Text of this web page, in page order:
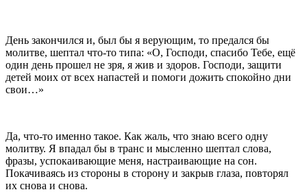
День закончился и, был бы я верующим, то предался бы
молитве, шептал что-то типа: «О, Господи, спасибо Тебе, ещё
один день прошел не зря, я жив и здоров. Господи, защити
детей моих от всех напастей и помоги дожить спокойно дни
свои…»
Да, что-то именно такое. Как жаль, что знаю всего одну
молитву. Я впадал бы в транс и мысленно шептал слова,
фразы, успокаивающие меня, настраивающие на сон.
Покачиваясь из стороны в сторону и закрыв глаза, повторял
их снова и снова.